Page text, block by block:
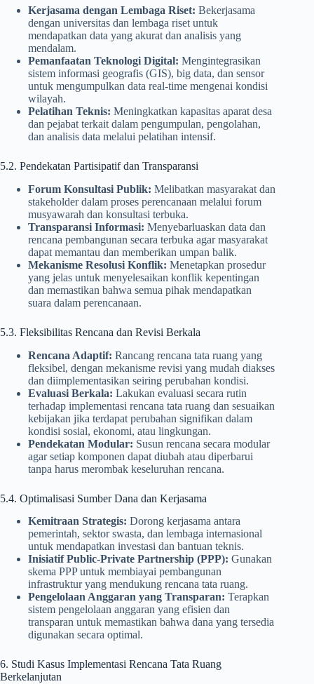
Kerjasama dengan Lembaga Riset: Bekerjasama
dengan universitas dan lembaga riset untuk
mendapatkan data yang akurat dan analisis yang
mendalam.
Pemanfaatan Teknologi Digital: Mengintegrasikan
sistem informasi geografis (GIS), big data, dan sensor
untuk mengumpulkan data real-time mengenai kondisi
wilayah.
Pelatihan Teknis: Meningkatkan kapasitas aparat desa
dan pejabat terkait dalam pengumpulan, pengolahan,
dan analisis data melalui pelatihan intensif.
5.2. Pendekatan Partisipatif dan Transparansi
Forum Konsultasi Publik: Melibatkan masyarakat dan
stakeholder dalam proses perencanaan melalui forum
musyawarah dan konsultasi terbuka.
Transparansi Informasi: Menyebarluaskan data dan
rencana pembangunan secara terbuka agar masyarakat
dapat memantau dan memberikan umpan balik.
Mekanisme Resolusi Konflik: Menetapkan prosedur
yang jelas untuk menyelesaikan konflik kepentingan
dan memastikan bahwa semua pihak mendapatkan
suara dalam perencanaan.
5.3. Fleksibilitas Rencana dan Revisi Berkala
Rencana Adaptif: Rancang rencana tata ruang yang
fleksibel, dengan mekanisme revisi yang mudah diakses
dan diimplementasikan seiring perubahan kondisi.
Evaluasi Berkala: Lakukan evaluasi secara rutin
terhadap implementasi rencana tata ruang dan sesuaikan
kebijakan jika terdapat perubahan signifikan dalam
kondisi sosial, ekonomi, atau lingkungan.
Pendekatan Modular: Susun rencana secara modular
agar setiap komponen dapat diubah atau diperbarui
tanpa harus merombak keseluruhan rencana.
5.4. Optimalisasi Sumber Dana dan Kerjasama
Kemitraan Strategis: Dorong kerjasama antara
pemerintah, sektor swasta, dan lembaga internasional
untuk mendapatkan investasi dan bantuan teknis.
Inisiatif Public-Private Partnership (PPP): Gunakan
skema PPP untuk membiayai pembangunan
infrastruktur yang mendukung rencana tata ruang.
Pengelolaan Anggaran yang Transparan: Terapkan
sistem pengelolaan anggaran yang efisien dan
transparan untuk memastikan bahwa dana yang tersedia
digunakan secara optimal.
6. Studi Kasus Implementasi Rencana Tata Ruang
Berkelanjutan